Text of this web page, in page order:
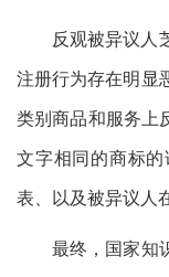
反观被异议人
注册行为存在明显
类别商品和服务上
文字相同的商标
表、以及被异议人
最终，国家知